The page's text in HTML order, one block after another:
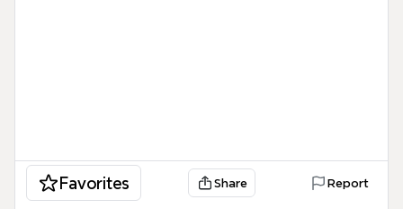
Favorites Share Report